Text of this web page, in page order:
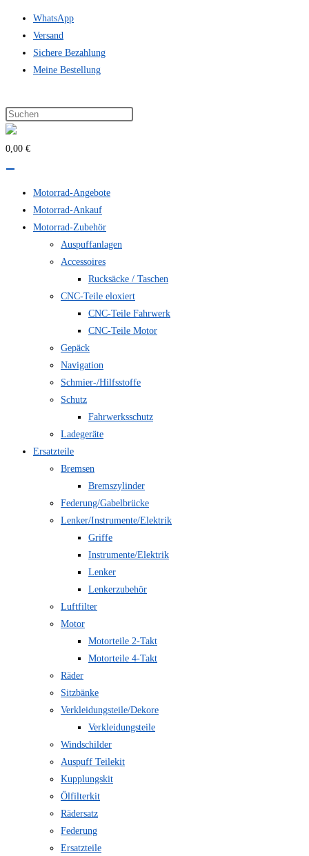
Zum
Inhalt
springen
WhatsApp
Versand
Sichere Bezahlung
Meine Bestellung
0,00 €
Motorrad-Angebote
Motorrad-Ankauf
Motorrad-Zubehör
Auspuffanlagen
Accessoires
Rucksäcke / Taschen
CNC-Teile eloxiert
CNC-Teile Fahrwerk
CNC-Teile Motor
Gepäck
Navigation
Schmier-/Hilfsstoffe
Schutz
Fahrwerksschutz
Ladegeräte
Ersatzteile
Bremsen
Bremszylinder
Federung/Gabelbrücke
Lenker/Instrumente/Elektrik
Griffe
Instrumente/Elektrik
Lenker
Lenkerzubehör
Luftfilter
Motor
Motorteile 2-Takt
Motorteile 4-Takt
Räder
Sitzbänke
Verkleidungsteile/Dekore
Verkleidungsteile
Windschilder
Auspuff Teilekit
Kupplungskit
Ölfilterkit
Rädersatz
Federung
Ersatzteile